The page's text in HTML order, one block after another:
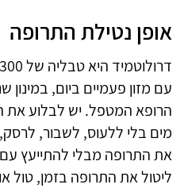
אופן נטילת התרופה
עם מזון פעמיים ביום,
הרופא המטפל. יש לבלוע את
מים בלי ללעוס, לשבור,
את התרופה מבלי להתייעץ
ליטול את התרופה בזמן, טול